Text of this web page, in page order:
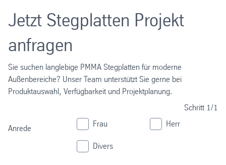
Jetzt Stegplatten Projekt
anfragen
Sie suchen langlebige PMMA Stegplatten für moderne
Außenbereiche? Unser Team unterstützt Sie gerne bei
Produktauswahl, Verfügbarkeit und Projektplanung.
Schritt1/1
Anrede Frau Herr
Divers